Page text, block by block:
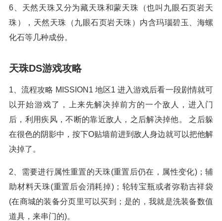
6、天然天珠又分为藏天珠和蒙天珠（也叫九眼石页岩天
珠），天然天珠（九眼石页岩天珠）内含玛瑙碧玉、海螺
化石等几种成份。
天珠DS游戏攻略
1、流程攻略 MISSION1 地区1 进入游戏后看一段剧情就可
以开始游戏了，上来先解决掉前方的一个敌人，进入门
后，利用疾风，不断的靠近敌人，之后解决掉他。 之后躲
在很色的阴影中，按下O贴墙前进到敌人身边就可以把他解
决掉了。
2、需要进行属性重置的天珠(重置后仍在，属性变化)；辅
助材料天珠(重置后会消耗掉)；轮转宝瓶或者弥勒吉祥袋
(在商城的装备分页里可以买到；是的，我就是洗装备数值
道具，来串门的)。